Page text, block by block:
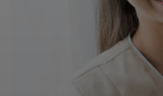
DR. LUIZ HENRIQUE
TRATAMENTOS